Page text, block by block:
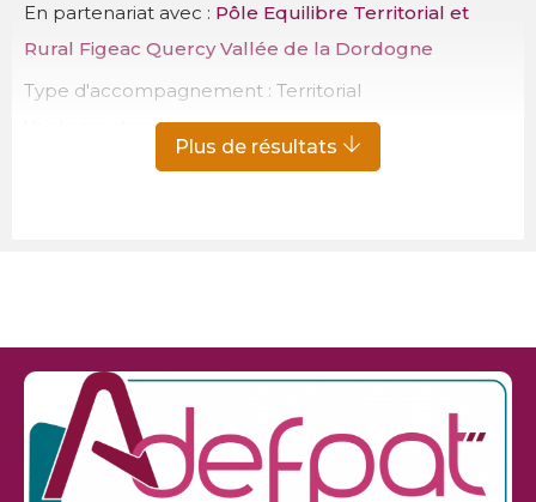
En partenariat avec : Pôle Equilibre Territorial et
Rural Figeac Quercy Vallée de la Dordogne
Type d'accompagnement : Territorial
Voir le projet >>>
Plus de résultats